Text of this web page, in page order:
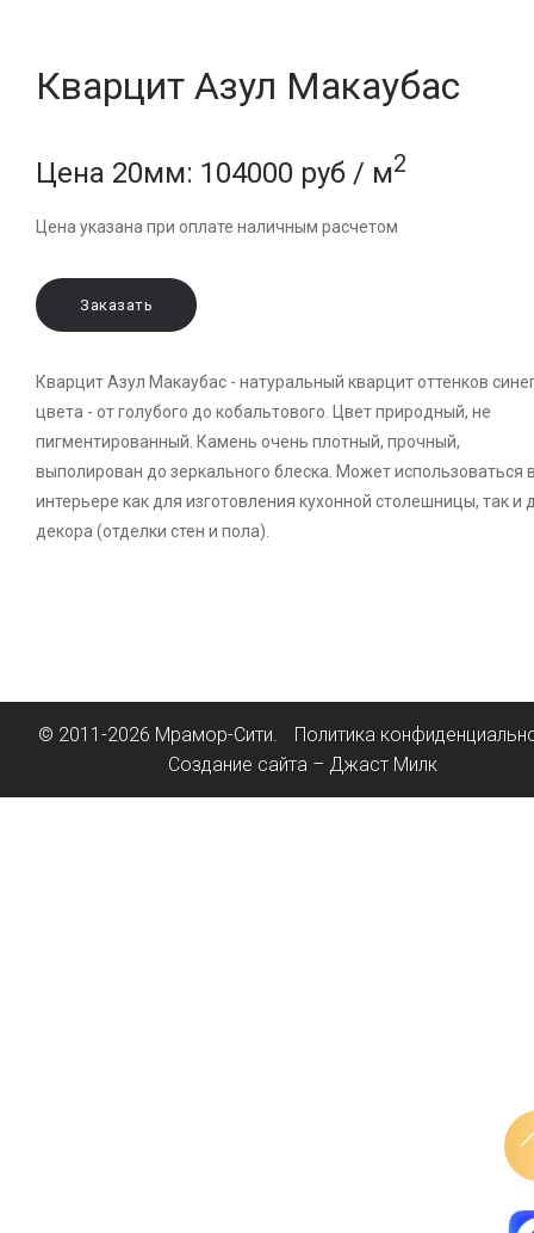
Кварцит Азул Макаубас
Цена 20мм: 104000 руб / м2
Цена указана при оплате наличным расчетом
Заказать
Кварцит Азул Макаубас - натуральный кварцит оттенков
цвета - от голубого до кобальтового. Цвет природный, не
пигментированный. Камень очень плотный, прочный,
выполирован до зеркального блеска. Может использоваться
интерьере как для изготовления кухонной столешницы, так и
декора (отделки стен и пола).
© 2011-2026 Мрамор-Сити.
Политика
Создание сайта – Джаст Милк